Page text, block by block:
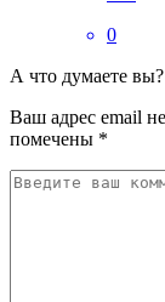
0
А что думаете вы?
Ваш адрес email
помечены *